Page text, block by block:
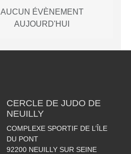
AUCUN ÉVÈNEMENT
AUJOURD'HUI
CERCLE DE JUDO DE
NEUILLY
COMPLEXE SPORTIF DE L’ÎLE
DU PONT
92200 NEUILLY SUR SEINE